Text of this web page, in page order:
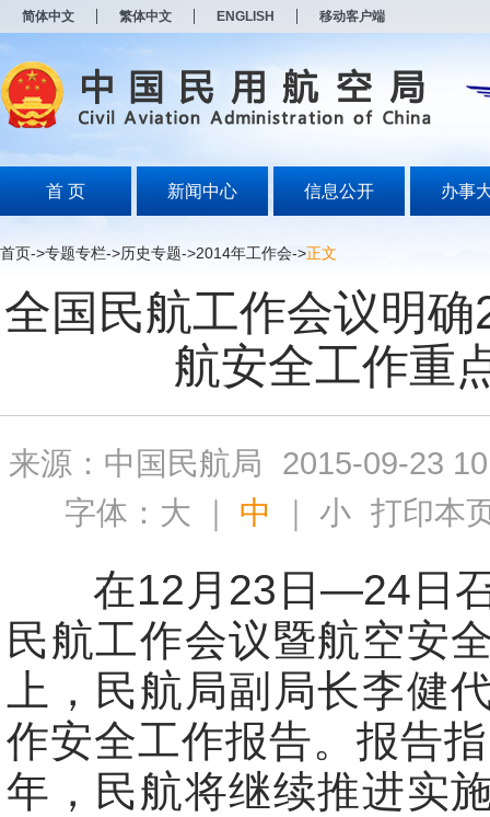
简体中文 繁体中文 ENGLISH 移动客户端
首 页 新闻中心 信息公开 办事
首页->专题专栏->历史专题->2014年工作会->正文
全国民航工作会议明确
航安全工作重
来源：中国民航局
2015-09-23
字体： 大 ｜ 中 ｜小 打印本
在12月23日—24日
民航工作会议暨航空安
上，民航局副局长李健
作安全工作报告。报告
年，民航将继续推进实
打
开
无
障
说
按
Alt
波
浪
盲
式